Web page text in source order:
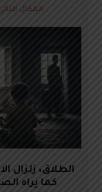
المقال
الطلاق، زلزال
كما يراه